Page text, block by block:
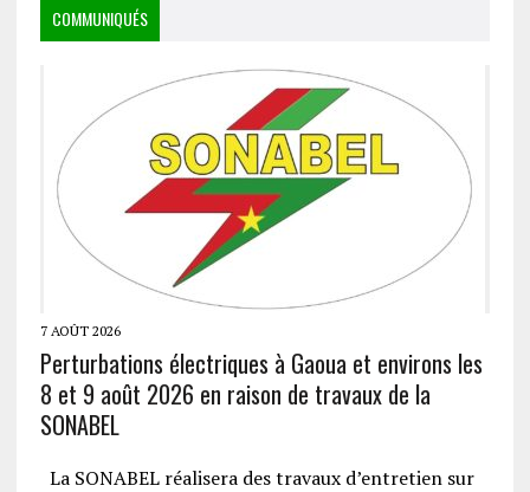
COMMUNIQUÉS
7 AOÛT 2026
Perturbations électriques à Gaoua et environs les
8 et 9 août 2026 en raison de travaux de la
SONABEL
La SONABEL réalisera des travaux d’entretien sur